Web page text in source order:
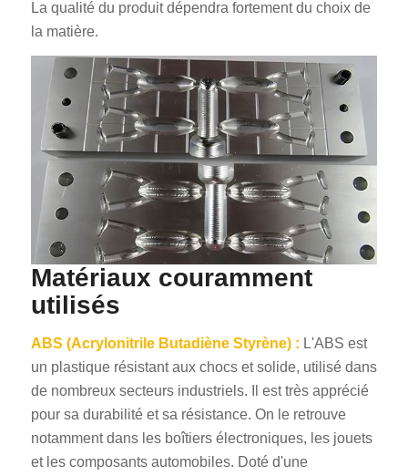
La qualité du produit dépendra fortement du choix de
la matière.
Matériaux couramment
utilisés
ABS (Acrylonitrile Butadiène Styrène) : L'ABS est
un plastique résistant aux chocs et solide, utilisé dans
de nombreux secteurs industriels. Il est très apprécié
pour sa durabilité et sa résistance. On le retrouve
notamment dans les boîtiers électroniques, les jouets
et les composants automobiles. Doté d'une